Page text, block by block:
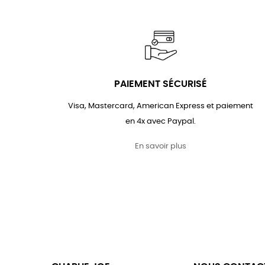
PAIEMENT SÉCURISÉ
Visa, Mastercard, American Express et paiement
en 4x avec Paypal.
En savoir plus